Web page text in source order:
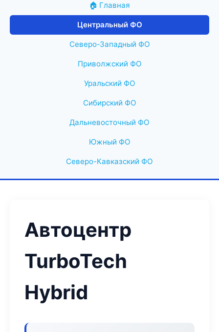
🏠 Главная
Центральный ФО
Северо-Западный ФО
Приволжский ФО
Уральский ФО
Сибирский ФО
Дальневосточный ФО
Южный ФО
Северо-Кавказский ФО
Автоцентр
TurboTech
Hybrid